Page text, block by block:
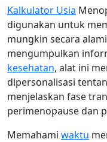
Kalkulator Usia
digunakan untuk
mungkin secara
mengumpulkan
kesehatan, alat ini
dipersonalisasi
menjelaskan fase
perimenopause dan
Memahami waktu